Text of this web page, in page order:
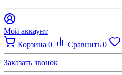
Мой аккаунт
Корзина 0 Сравнить 0
Заказать звонок